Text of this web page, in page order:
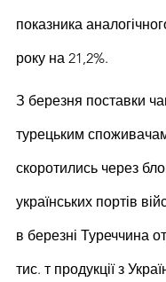
показника
року на 21,2%.
З березня поставки
турецьким
скоротились через
українських портів
в березні Туреччина
тис. т продукції з